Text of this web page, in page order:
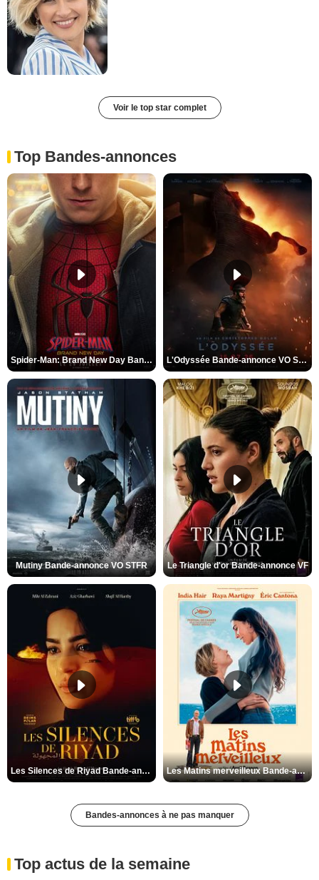
Voir le top star complet
Top Bandes-annonces
Spider-Man: Brand New Day Bande-annonce VO STFR L'Odyssée Bande-annonce VO STFR
Mutiny Bande-annonce VO STFR Le Triangle d'or Bande-annonce VF
Les Silences de Riyad Bande-annonce VO STFR Les Matins merveilleux Bande-annonce VF
Bandes-annonces à ne pas manquer
Top actus de la semaine